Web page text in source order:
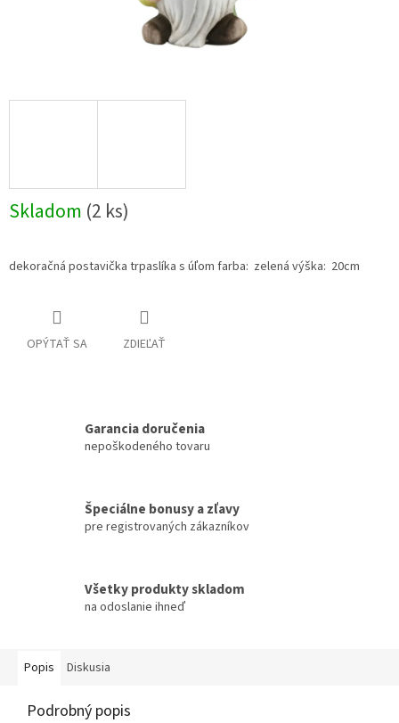
Skladom (2 ks)
dekoračná postavička trpaslíka s úľom farba: zelená výška: 20cm
OPÝTAŤ SA ZDIEĽAŤ
Garancia doručenia
nepoškodeného tovaru
Špeciálne bonusy a zľavy
pre registrovaných zákazníkov
Všetky produkty skladom
na odoslanie ihneď
Popis Diskusia
Podrobný popis